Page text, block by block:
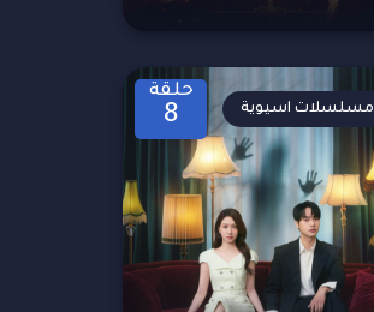
حلقة
8 مسلسلات اسيوية